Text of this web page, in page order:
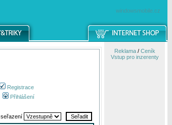
windowsmobile.cz
Registrace
Přihlášení
Reklama/ Ceník
Vstup pro inzerenty